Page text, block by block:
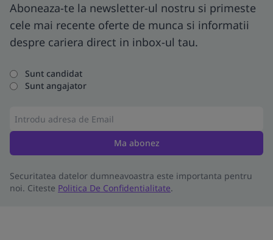
Aboneaza-te la newsletter-ul nostru si primeste
cele mai recente oferte de munca si informatii
despre cariera direct in inbox-ul tau.
Sunt candidat
Sunt angajator
Ma abonez
Securitatea datelor dumneavoastra este importanta pentru
noi. Citeste Politica De Confidentialitate.